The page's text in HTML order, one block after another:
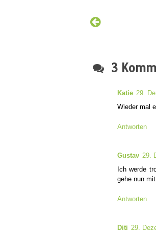
3
Katie 29.
Wieder mal
Antworten
Gustav 29.
Ich werde
gehe nun
Antworten
Diti 29.